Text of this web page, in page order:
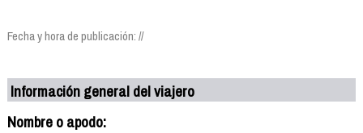
Fecha y hora de publicación: //
Información general del viajero
Nombre o apodo: